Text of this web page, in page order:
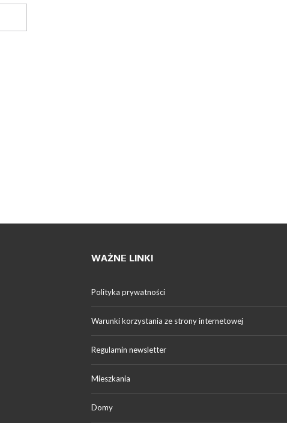
WAŻNE LINKI
Polityka prywatności
Warunki korzystania ze strony internetowej
Regulamin newsletter
Mieszkania
Domy